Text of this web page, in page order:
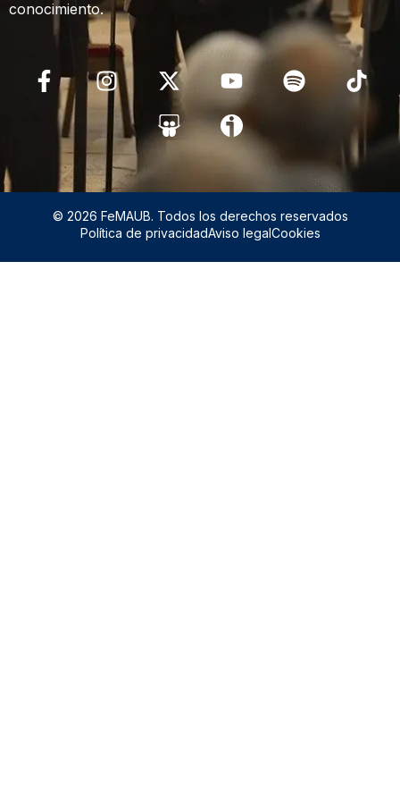
conocimiento.
© 2026 FeMAUB. Todos los derechos reservados
Política de privacidadAviso legalCookies